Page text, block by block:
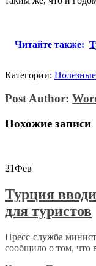
Читайте также:
Категории: Полезные
Post Author:
Похожие записи
21Фев
Турция
для туристов
Пресс-служба
сообщило о том, что